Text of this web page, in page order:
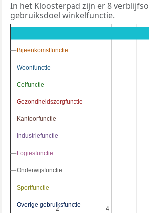
In het Kloosterpad zijn er 8
gebruiksdoel winkelfunctie.
2
2 4
4
Bijeenkomstfunctie
Bijeenkomstfunctie
Woonfunctie
Woonfunctie
Celfunctie
Celfunctie
Gezondheidszorgfunctie
Gezondheidszorgfunctie
Kantoorfunctie
Kantoorfunctie
Industriefunctie
Industriefunctie
Logiesfunctie
Logiesfunctie
Onderwijsfunctie
Onderwijsfunctie
Sportfunctie
Sportfunctie
Overige gebruiksfunctie
Overige gebruiksfunctie